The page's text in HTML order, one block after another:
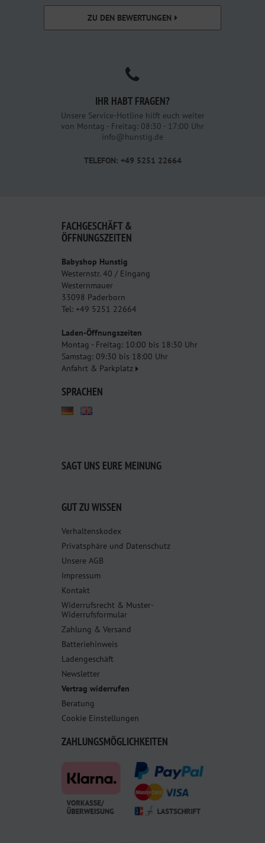
ZU DEN BEWERTUNGEN
IHR HABT FRAGEN?
Unsere Service-Hotline hilft euch weiter
von Montag - Freitag: 08:30 - 17:00 Uhr
info@hunstig.de
TELEFON: +49 5251 22664
FACHGESCHÄFT &
ÖFFNUNGSZEITEN
Babyshop Hunstig
Westernstr. 40 / Eingang
Westernmauer
33098 Paderborn
Tel: +49 5251 22664
Laden-Öffnungszeiten
Montag - Freitag: 10:00 bis 18:30 Uhr
Samstag: 09:30 bis 18:00 Uhr
Anfahrt & Parkplatz
SPRACHEN
SAGT UNS EURE MEINUNG
GUT ZU WISSEN
Verhaltenskodex
Privatsphäre und Datenschutz
Unsere AGB
Impressum
Kontakt
Widerrufsrecht & Muster-
Widerrufsformular
Zahlung & Versand
Batteriehinweis
Ladengeschäft
Newsletter
Vertrag widerrufen
Beratung
Cookie Einstellungen
ZAHLUNGSMÖGLICHKEITEN